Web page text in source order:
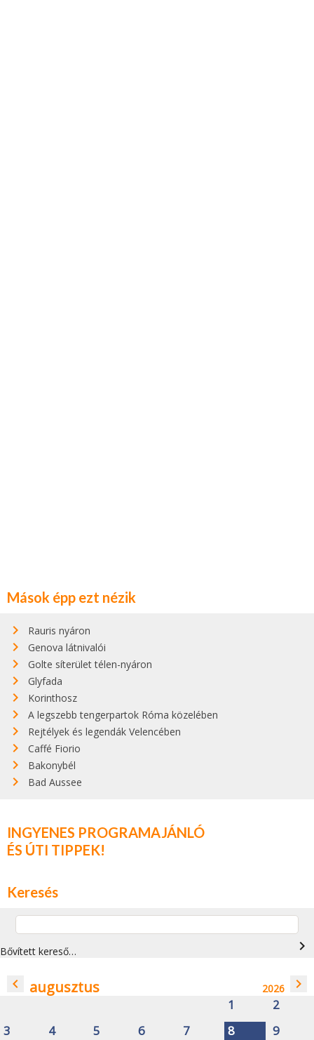
Mások épp ezt nézik
Rauris nyáron
Genova látnivalói
Golte síterület télen-nyáron
Glyfada
Korinthosz
A legszebb tengerpartok Róma közelében
Rejtélyek és legendák Velencében
Caffé Fiorio
Bakonybél
Bad Aussee
INGYENES PROGRAMAJÁNLÓ
ÉS ÚTI TIPPEK!
Keresés
Bővített kereső… navigate_next
navigate_before augusztus 2026 navigate_next
1
2
3
4 5 6 7 8 9